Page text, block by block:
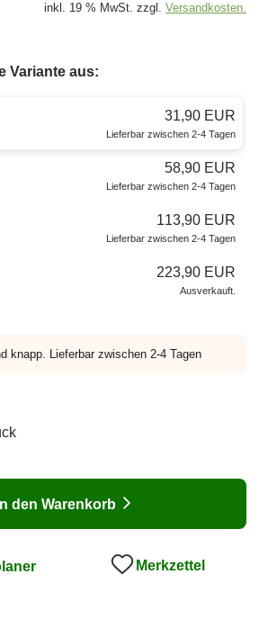
inkl. 19 % MwSt. zzgl. Versandkosten.
Variante aus:
31,90 EUR
Lieferbar zwischen 2-4 Tagen
58,90 EUR
Lieferbar zwischen 2-4 Tagen
113,90 EUR
Lieferbar zwischen 2-4 Tagen
223,90 EUR
Ausverkauft.
knapp. Lieferbar zwischen 2-4 Tagen
In den Warenkorb
Merkzettel